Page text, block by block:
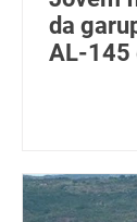
da
AL-145